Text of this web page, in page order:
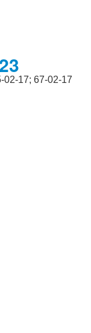
17; 67-02-17